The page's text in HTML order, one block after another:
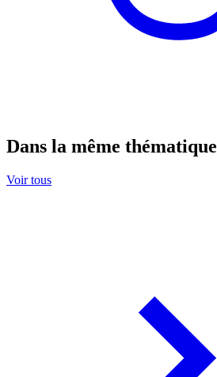
Dans la même thématique
Voir tous